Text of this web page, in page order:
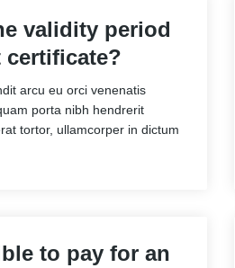
validity period
arcu eu orci venenatis
porta nibh hendrerit
tortor, ullamcorper in dictum
to pay for an